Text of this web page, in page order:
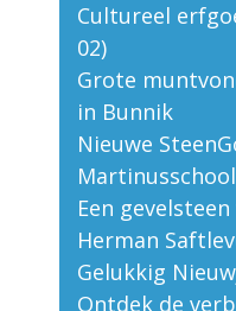
Cultureel
02)
Grote
in Bunnik
Nieuwe
Een
Herman
Gelukkig
Ontdek de